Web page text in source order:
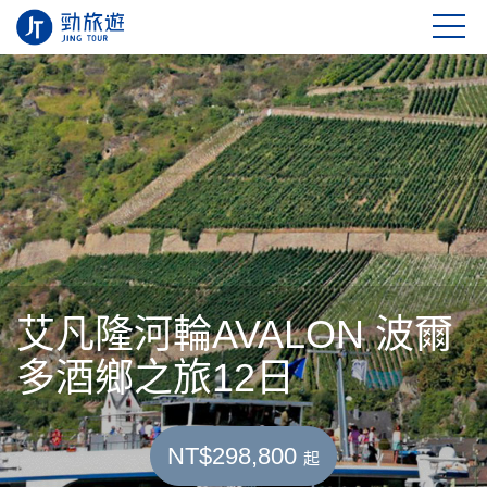
艾凡隆河輪AVALON 波爾
多酒鄉之旅12日
NT$298,800 起